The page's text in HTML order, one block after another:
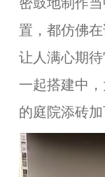
密鼓地制作
置，都仿佛
让人满心期
一起搭建中
的庭院添砖加